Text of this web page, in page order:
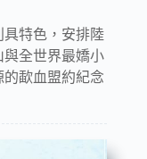
特色，安排陸
全世界最嬌小
歃血盟約紀念